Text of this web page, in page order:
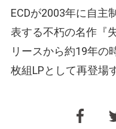
ECDが2003年に自主
表する不朽の名作『
リースから約19年の
枚組LPとして再登場